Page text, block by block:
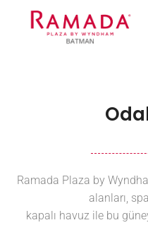
Ramada Plaza by
alanları,
kapalı havuz ile bu